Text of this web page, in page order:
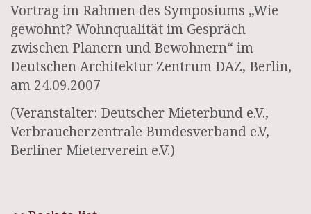
Vortrag im Rahmen des Symposiums „Wie
gewohnt? Wohnqualität im Gespräch
zwischen Planern und Bewohnern“ im
Deutschen Architektur Zentrum DAZ, Berlin,
am 24.09.2007
(Veranstalter: Deutscher Mieterbund e.V.,
Verbraucherzentrale Bundesverband e.V,
Berliner Mieterverein e.V.)